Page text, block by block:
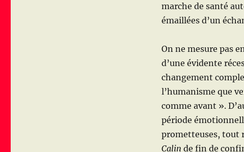
marche de santé
émaillées d’un
On ne mesure pas
d’une évidente
changement
l’humanisme que
comme avant ».
période
prometteuses, tout
Calin de fin de